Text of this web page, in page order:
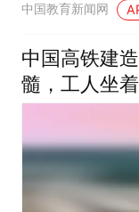
中国教育新闻网
中国高铁建
髓，工人坐